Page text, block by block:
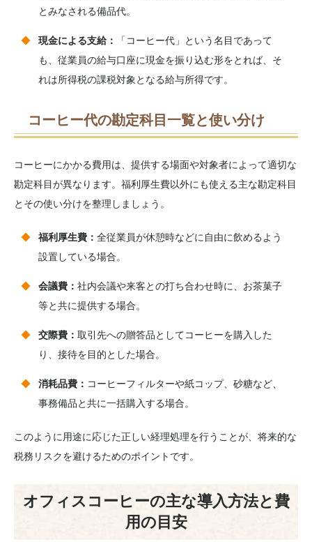
とみなされる備品代。
現金による支給：
「コーヒー代」という名目であって
も、従業員の給与口座に現金を振り込む形をとれば、そ
れは所得税の課税対象となる給与所得です。
コーヒー代の勘定科目一覧と使い分け
コーヒーにかかる費用は、提供する場面や対象者によって適切な
勘定科目が異なります。福利厚生費以外にも使える主な勘定科目
とその使い分けを整理しましょう。
福利厚生費： 全従業員が休憩時などに自由に飲めるよう
設置している場合。
会議費： 社内会議や来客との打ち合わせ時に、お茶菓子
等と共に提供する場合。
交際費： 取引先への贈答品としてコーヒーを購入した
り、接待を目的とした場合。
消耗品費： コーヒーフィルターや紙コップ、砂糖など、
事務備品と共に一括購入する場合。
このように用途に応じた正しい経理処理を行うことが、将来的な
税務リスクを避けるためのポイントです。
オフィスコーヒーの主な導入方法と費
用の目安